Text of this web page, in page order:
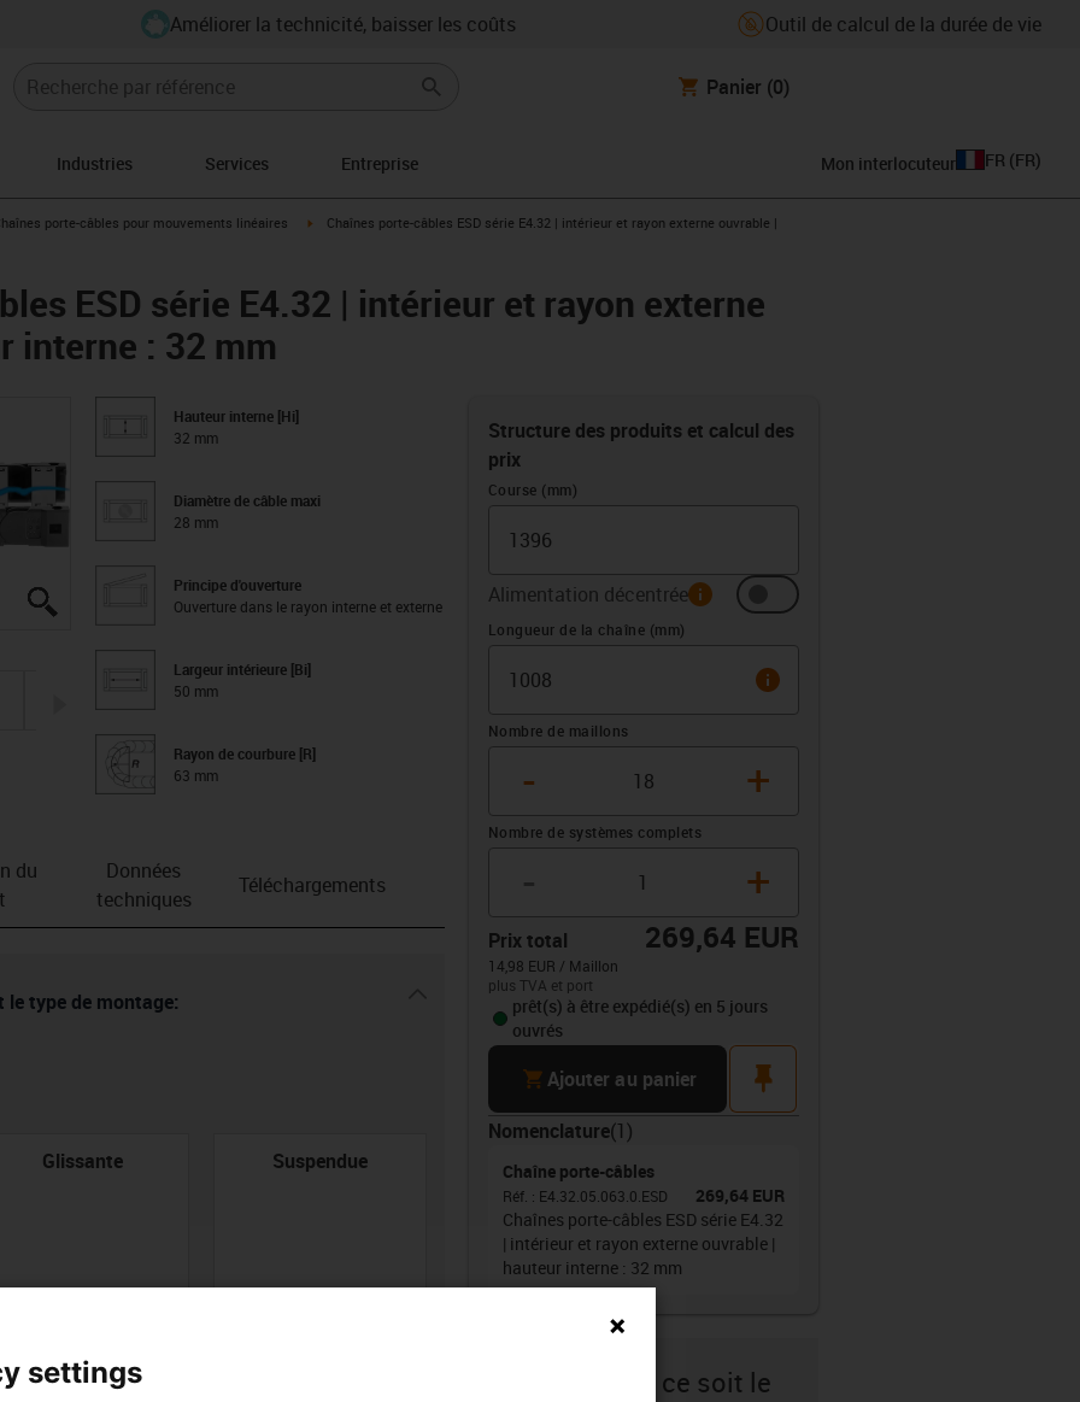
Améliorer la technicité, baisser les coûts Outil de calcul de la durée de vie
Panier (0)
Industries Services Entreprise Mon interlocuteur FR (FR)
icon-arrow-right
porte-câbles pour mouvements linéaires igus-icon-arrow-right
Chaînes porte-câbles ESD série E4.32 | intérieur et rayon externe ouvrable |
ESD série E4.32 | intérieur et rayon externe
interne : 32 mm
igus-icon-lupe
igus-icon-lupe
igus-icon-lupe
igus-icon-lupe
igus-icon-lupe
igus-icon-arrow-right
Hauteur interne [Hi]
32 mm
Diamètre de câble maxi
28 mm
Principe d'ouverture
Ouverture dans le rayon interne et externe
Largeur intérieure [Bi]
50 mm
Rayon de courbure [R]
63 mm
Structure des produits et calcul des
prix
Course (mm)
Alimentation décentréeinfo
Déport (mm)
Longueur de la chaîne (mm)
info
Nombre de maillons
- +
Nombre de systèmes complets
+
Prix total 269,64 EUR
14,98 EUR / Maillon
plus TVA et port
prêt(s) à être expédié(s) en 5 jours
ouvrés
cartAjouter au panier
pin
Nomenclature(1 )
Chaîne porte-câbles
Réf. : E4.32.05.063.0.ESD
269,64 EUR
Chaînes porte-câbles ESD série E4.32
| intérieur et rayon externe ouvrable |
hauteur interne : 32 mm
Pas sûr.e que ce soit le
du
Données
techniques
Téléchargements
type de montage: igus-icon-dropdown-up
check
Glissante Suspendue
settings